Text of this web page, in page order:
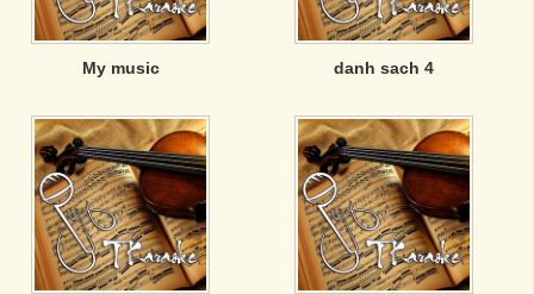
My music danh sach 4